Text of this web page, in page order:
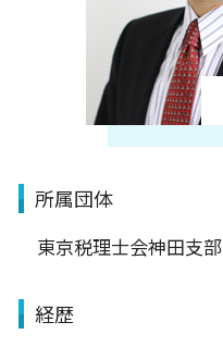
所属団体
東京税理士会神田支部
経歴